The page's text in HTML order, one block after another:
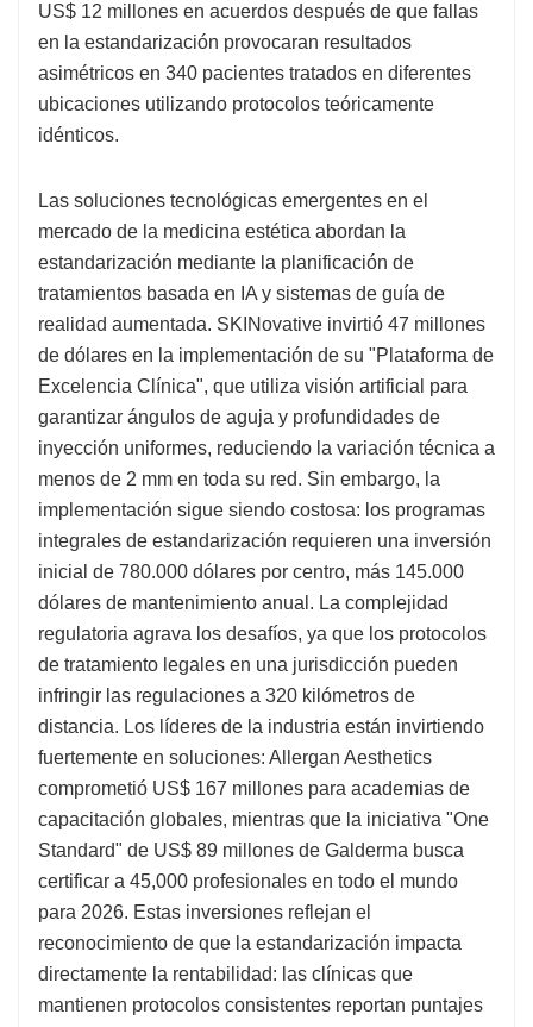
US$ 12 millones en acuerdos después de que fallas
en la estandarización provocaran resultados
asimétricos en 340 pacientes tratados en diferentes
ubicaciones utilizando protocolos teóricamente
idénticos.
Las soluciones tecnológicas emergentes en el
mercado de la medicina estética abordan la
estandarización mediante la planificación de
tratamientos basada en IA y sistemas de guía de
realidad aumentada. SKINovative invirtió 47 millones
de dólares en la implementación de su "Plataforma de
Excelencia Clínica", que utiliza visión artificial para
garantizar ángulos de aguja y profundidades de
inyección uniformes, reduciendo la variación técnica a
menos de 2 mm en toda su red. Sin embargo, la
implementación sigue siendo costosa: los programas
integrales de estandarización requieren una inversión
inicial de 780.000 dólares por centro, más 145.000
dólares de mantenimiento anual. La complejidad
regulatoria agrava los desafíos, ya que los protocolos
de tratamiento legales en una jurisdicción pueden
infringir las regulaciones a 320 kilómetros de
distancia. Los líderes de la industria están invirtiendo
fuertemente en soluciones: Allergan Aesthetics
comprometió US$ 167 millones para academias de
capacitación globales, mientras que la iniciativa "One
Standard" de US$ 89 millones de Galderma busca
certificar a 45,000 profesionales en todo el mundo
para 2026. Estas inversiones reflejan el
reconocimiento de que la estandarización impacta
directamente la rentabilidad: las clínicas que
mantienen protocolos consistentes reportan puntajes